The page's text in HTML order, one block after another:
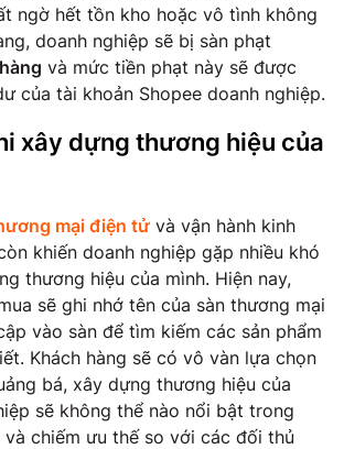
ngờ hết tồn kho hoặc vô tình không
doanh nghiệp sẽ bị sàn phạt
và mức tiền phạt này sẽ được
của tài khoản Shopee doanh nghiệp.
xây dựng thương hiệu của
mại điện tử và vận hành kinh
khiến doanh nghiệp gặp nhiều khó
thương hiệu của mình. Hiện nay,
sẽ ghi nhớ tên của sàn thương mại
vào sàn để tìm kiếm các sản phẩm
Khách hàng sẽ có vô vàn lựa chọn
bá, xây dựng thương hiệu của
sẽ không thể nào nổi bật trong
và chiếm ưu thế so với các đối thủ